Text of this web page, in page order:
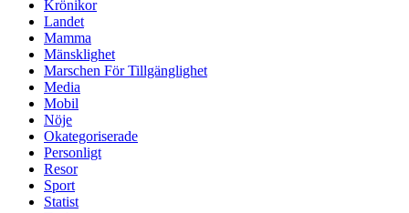
Krönikor
Landet
Mamma
Mänsklighet
Marschen För Tillgänglighet
Media
Mobil
Nöje
Okategoriserade
Personligt
Resor
Sport
Statist